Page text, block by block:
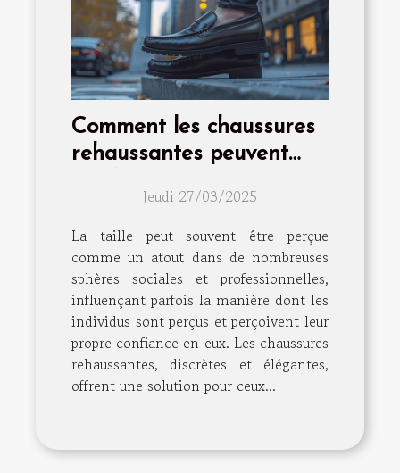
Comment les chaussures
rehaussantes peuvent
Jeudi 27/03/2025
La taille peut souvent être perçue
comme un atout dans de nombreuses
sphères sociales et professionnelles,
influençant parfois la manière dont les
individus sont perçus et perçoivent leur
propre confiance en eux. Les chaussures
rehaussantes, discrètes et élégantes,
offrent une solution pour ceux...